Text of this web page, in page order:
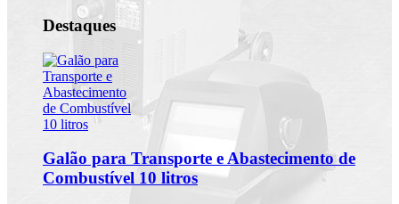
Destaques
Galão para Transporte e Abastecimento de
Combustível 10 litros